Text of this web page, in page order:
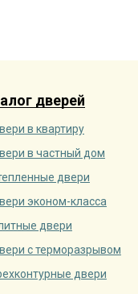
дверей
в квартиру
в частный дом
двери
эконом-класса
двери
с терморазрывом
двери